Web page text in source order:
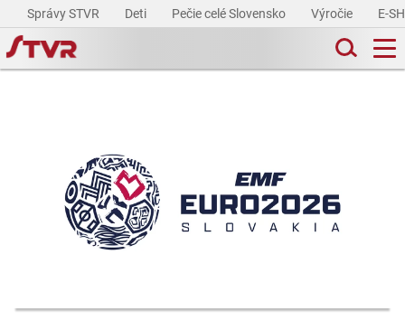
Správy STVR Deti Pečie celé Slovensko Výročie E-